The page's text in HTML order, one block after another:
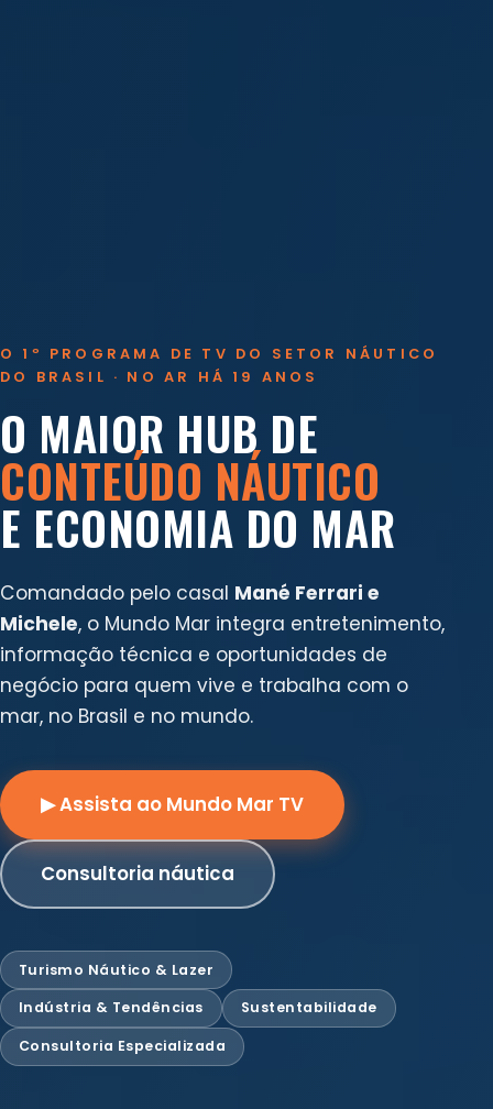
O 1º PROGRAMA DE TV DO SETOR NÁUTICO
DO BRASIL · NO AR HÁ 19 ANOS
O MAIOR HUB DE
CONTEÚDO NÁUTICO
E ECONOMIA DO MAR
Comandado pelo casal Mané Ferrari e
Michele, o Mundo Mar integra entretenimento,
informação técnica e oportunidades de
negócio para quem vive e trabalha com o
mar, no Brasil e no mundo.
▶ Assista ao Mundo Mar TV
Consultoria náutica
Turismo Náutico & Lazer
Indústria & Tendências Sustentabilidade
Consultoria Especializada